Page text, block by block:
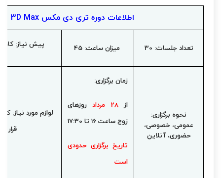
اطلاعات دوره تری دی مکس 3D Max
تعداد جلسات: 30 میزان ساعت: 45 پیش نیاز: کار
نحوه برگزاری:
عمومی، خصوصی،
حضوری، آنلاین
زمان برگزاری:
از28 مرداد
روزهای
زوج ساعت 16 تا 17:30
تاریخ برگزاری حدودی
است
لوازم مورد نیاز:
قرار